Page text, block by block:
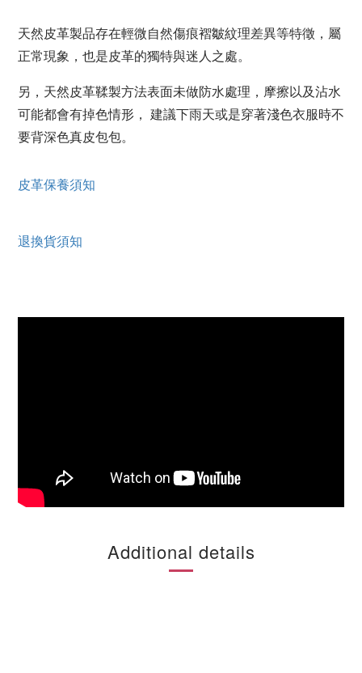
天然皮革製品存在輕微自然傷痕褶皺紋理差異等特徵，屬
正常現象，也是皮革的獨特與迷人之處。
另，天然皮革鞣製方法表面未做防水處理，摩擦以及沾水
可能都會有掉色情形， 建議下雨天或是穿著淺色衣服時不
要背深色真皮包包。
皮革保養須知
退換貨須知
Additional details